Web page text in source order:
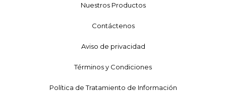
Nuestros Productos
Contáctenos
Aviso de privacidad
Términos y Condiciones
Política de Tratamiento de Información